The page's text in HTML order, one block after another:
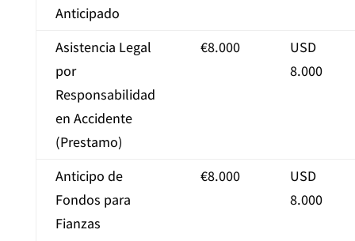
Anticipado
Asistencia Legal
por
Responsabilidad
en Accidente
(Prestamo)
€8.000
USD
8.000
Anticipo de
Fondos para
Fianzas
€8.000
USD
8.000